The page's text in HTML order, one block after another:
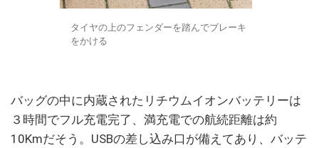
タイヤの上のフェンダーを踏んでブレーキ
をかける
バッグの中に内蔵されたリチウムイオンバッテリーは
３時間でフル充電完了、満充電での航続距離は約
10Kmだそう。USBの差し込み口が備えてあり、バッテ